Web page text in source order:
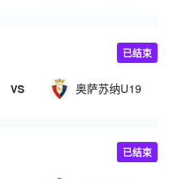
VS 奥萨苏纳U19
已结束
已结束